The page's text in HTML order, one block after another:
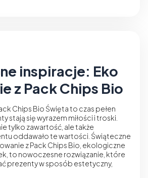
inspiracje: Eko
z Pack Chips Bio
Chips Bio Święta to czas pełen
stają się wyrazem miłości i troski.
tylko zawartość, ale także
oddawało te wartości. Świąteczne
z Pack Chips Bio, ekologiczne
to nowoczesne rozwiązanie, które
prezenty w sposób estetyczny,